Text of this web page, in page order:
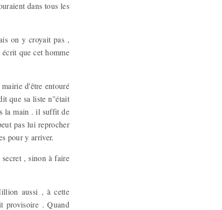
dans tous les
on y croyait pas ,
que cet homme
d'être entouré
que sa liste n''était
la main . il suffit de
pas lui reprocher
pour y arriver.
, sinon à faire
aussi , à cette
provisoire . Quand